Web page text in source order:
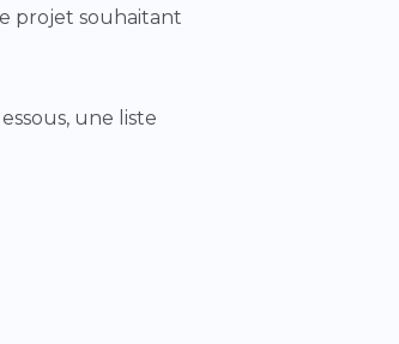
projet souhaitant
une liste